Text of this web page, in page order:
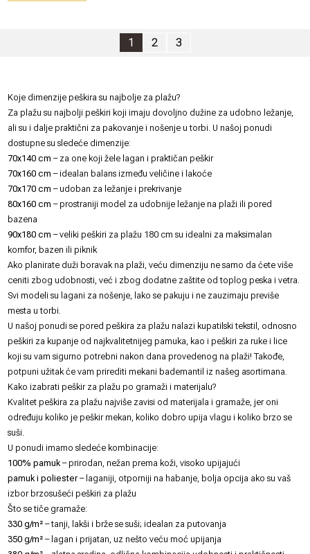
1 2 3
Koje dimenzije peškira su najbolje za plažu?
Za plažu su najbolji peškiri koji imaju dovoljno dužine za udobno ležanje,
ali su i dalje praktični za pakovanje i nošenje u torbi. U našoj ponudi
dostupne su sledeće dimenzije:
70x140 cm – za one koji žele lagan i praktičan peškir
70x160 cm– idealan balans između veličine i lakoće
70x170 cm – udoban za ležanje i prekrivanje
80x160 cm– prostraniji model za udobnije ležanje na plaži ili pored
bazena
90x180 cm – veliki peškiri za plažu 180 cm su idealni za maksimalan
komfor, bazen ili piknik
Ako planirate duži boravak na plaži, veću dimenziju ne samo da ćete više
ceniti zbog udobnosti, već i zbog dodatne zaštite od toplog peska i vetra.
Svi modeli su lagani za nošenje, lako se pakuju i ne zauzimaju previše
mesta u torbi.
U našoj ponudi se pored peškira za plažu nalazi kupatilski tekstil
, odnosno
peškiri za kupanje od najkvalitetnijeg pamuka, kao i peškiri za ruke i lice
koji su vam sigurno potrebni nakon dana provedenog na plaži! Takođe,
potpuni užitak će vam prirediti mekani bademantil iz našeg asortimana.
Kako izabrati peškir za plažu po gramaži i materijalu?
Kvalitet peškira za plažu najviše zavisi od materijala i gramaže, jer oni
određuju koliko je peškir mekan, koliko dobro upija vlagu i koliko brzo se
suši.
U ponudi imamo sledeće kombinacije:
100% pamuk – prirodan, nežan prema koži, visoko upijajući
pamuk i poliester – laganiji, otporniji na habanje, bolja opcija ako su vaš
izbor brzosušeći peškiri za plažu
Što se tiče gramaže:
330 g/m² – tanji, lakši i brže se suši; idealan za putovanja
350 g/m² – lagan i prijatan, uz nešto veću moć upijanja